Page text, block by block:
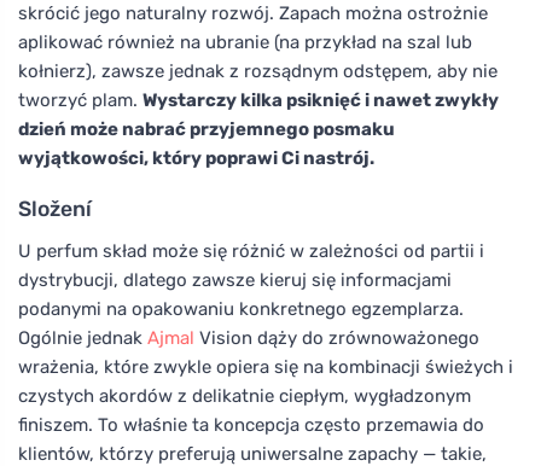
skrócić jego naturalny rozwój. Zapach można ostrożnie
aplikować również na ubranie (na przykład na szal lub
kołnierz), zawsze jednak z rozsądnym odstępem, aby nie
tworzyć plam. Wystarczy kilka psiknięć i nawet zwykły
dzień może nabrać przyjemnego posmaku
wyjątkowości, który poprawi Ci nastrój.
Složení
U perfum skład może się różnić w zależności od partii i
dystrybucji, dlatego zawsze kieruj się informacjami
podanymi na opakowaniu konkretnego egzemplarza.
Ogólnie jednak Ajmal Vision dąży do zrównoważonego
wrażenia, które zwykle opiera się na kombinacji świeżych i
czystych akordów z delikatnie ciepłym, wygładzonym
finiszem. To właśnie ta koncepcja często przemawia do
klientów, którzy preferują uniwersalne zapachy — takie,